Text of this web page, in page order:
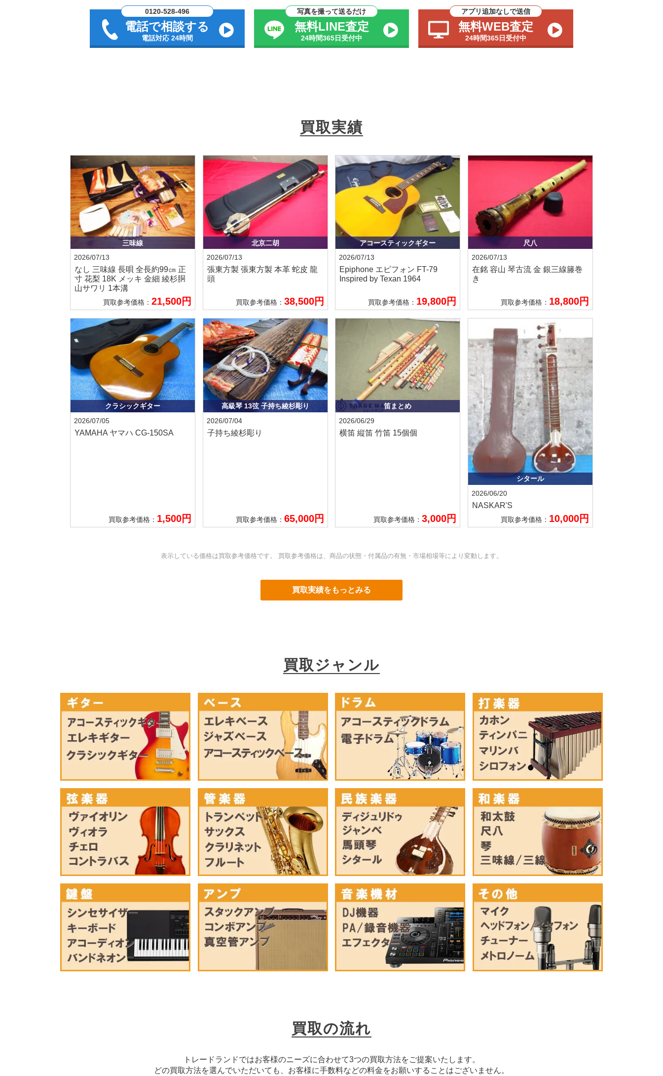
0120-528-496
電話で相談する
電話対応 24時間
写真を撮って送るだけ
無料LINE査定
24時間365日受付中
アプリ追加なしで送信
無料WEB査定
24時間365日受付中
買取実績
三味線
2026/07/13
なし 三味線 長唄 全長約99㎝ 正
寸 花梨 18K メッキ 金細 綾杉胴
山サワリ 1本溝
買取参考価格：21,500円
北京二胡
2026/07/13
張東方製 張東方製 本革 蛇皮 龍
頭
買取参考価格： 38,500円
アコースティックギター
2026/07/13
Epiphone エピフォン FT-79
Inspired by Texan 1964
買取参考価格： 19,800円
尺八
2026/07/13
在銘 容山 琴古流 金 銀三線籐巻
き
買取参考価格： 18,800円
クラシックギター
2026/07/05
YAMAHA ヤマハ CG-150SA
買取参考価格： 1,500円
高級琴 13弦 子持ち綾杉彫り
2026/07/04
子持ち綾杉彫り
買取参考価格： 65,000円
笛まとめ
2026/06/29
横笛 縦笛 竹笛 15個個
買取参考価格：3,000円
シタール
2026/06/20
NASKAR'S
買取参考価格： 10,000円
表示している価格は買取参考価格です。 買取参考価格は、商品の状態・付属品の有無・市場相場等により変動します。
買取実績をもっとみる
買取ジャンル
買取の流れ
トレードランドではお客様のニーズに合わせて3つの買取方法をご提案いたします。
どの買取方法を選んでいただいても、お客様に手数料などの料金をお願いすることはございません。